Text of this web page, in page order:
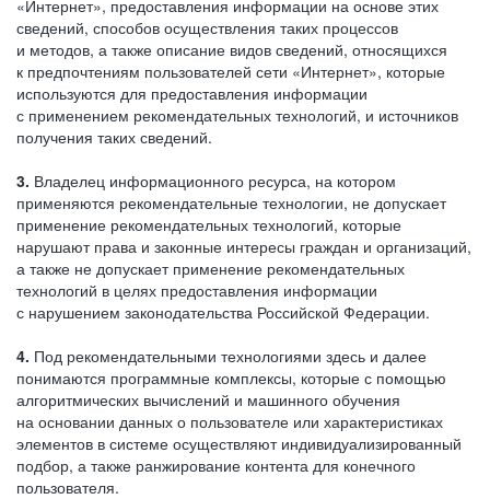
«Интернет», предоставления информации на основе этих
сведений, способов осуществления таких процессов
и методов, а также описание видов сведений, относящихся
к предпочтениям пользователей сети «Интернет», которые
используются для предоставления информации
с применением рекомендательных технологий, и источников
получения таких сведений.
3. Владелец информационного ресурса, на котором
применяются рекомендательные технологии, не допускает
применение рекомендательных технологий, которые
нарушают права и законные интересы граждан и организаций,
а также не допускает применение рекомендательных
технологий в целях предоставления информации
с нарушением законодательства Российской Федерации.
4. Под рекомендательными технологиями здесь и далее
понимаются программные комплексы, которые с помощью
алгоритмических вычислений и машинного обучения
на основании данных о пользователе или характеристиках
элементов в системе осуществляют индивидуализированный
подбор, а также ранжирование контента для конечного
пользователя.